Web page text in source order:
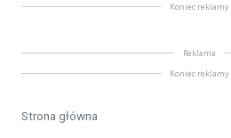
Koniec reklamy
Reklama
Koniec reklamy
Strona główna